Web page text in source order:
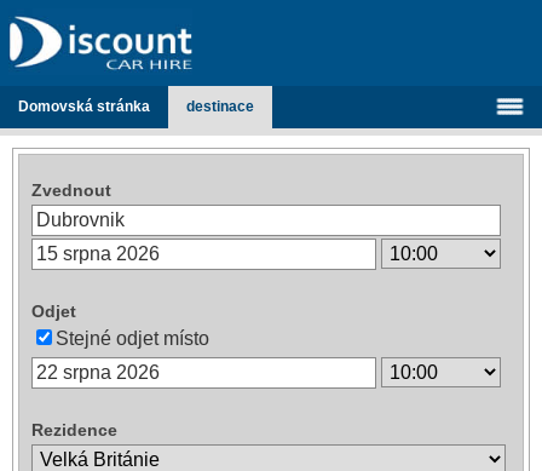
Domovská stránka destinace
Zvednout
Odjet
Stejné odjet místo
Rezidence